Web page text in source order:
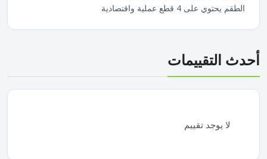
الطقم يحتوي على 4 قطع عملية واقتصادية
أحدث التقييمات
لا يوجد تقييم